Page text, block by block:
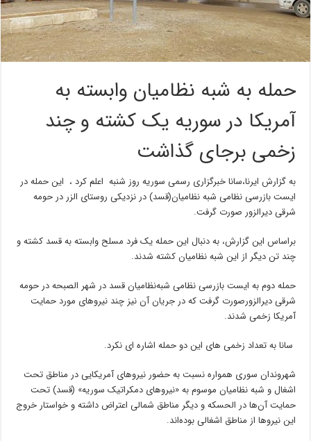
حمله به شبه نظامیان وابسته به
آمریکا در سوریه یک کشته و چند
زخمی برجای گذاشت
به گزارش ایرنا،سانا خبرگزاری رسمی سوریه روز شنبه اعلم کرد ، این حمله در
ایست بازرسی نظامی شبه نظامیان(قسد) در نزدیکی روستای الزر در حومه
شرقی دیرالزور صورت گرفت.
براساس این گزارش، به دنبال این حمله یک فرد مسلح وابسته به قسد کشته و
چند تن دیگر از این شبه نظامیان کشته شدند.
حمله دوم به ایست بازرسی نظامی شبه‌نظامیان قسد در شهر الصبحه در حومه
شرقی دیرالزورصورت گرفت که در جریان آن نیز چند نیروهای مورد حمایت
آمریکا زخمی شدند.
سانا به تعداد زخمی های این دو حمله اشاره ای نکرد.
شهروندان سوری همواره نسبت به حضور نیروهای آمریکایی در مناطق تحت
اشغال و شبه نظامیان موسوم به «نیروهای دمکراتیک سوریه» (قسد) تحت
حمایت آن‌ها در الحسکه و دیگر مناطق شمالی اعتراض داشته و خواستار خروج
این نیروها از مناطق اشغالی بوده‌اند.